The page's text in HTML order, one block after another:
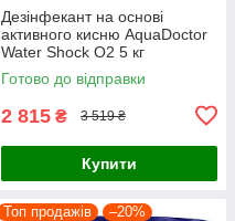
Дезінфекант на основі
активного кисню AquaDoctor
Water Shock О2 5 кг
Готово до відправки
2 815 ₴ 3 519 ₴
Купити
Топ продажів –20%